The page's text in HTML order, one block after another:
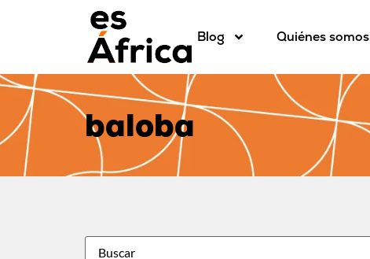
Blog Quiénes somos
baloba